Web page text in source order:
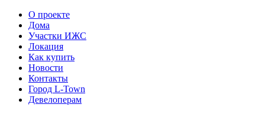
О проекте
Дома
Участки ИЖС
Локация
Как купить
Новости
Контакты
Город L-Town
Девелоперам